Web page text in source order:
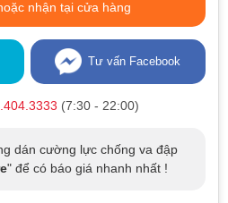
nhận tại cửa hàng
Tư vấn Facebook
(7:30 - 22:00)
dán cường lực chống va đập
" để có báo giá nhanh nhất !